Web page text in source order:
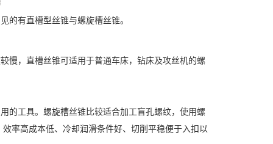
有直槽型丝锥与螺旋槽丝锥。
，直槽丝锥可适用于普通车床，钻床及攻丝机的螺
工具。螺旋槽丝锥比较适合加工盲孔螺纹，使用螺
率高成本低、冷却润滑条件好、切削平稳便于入扣以